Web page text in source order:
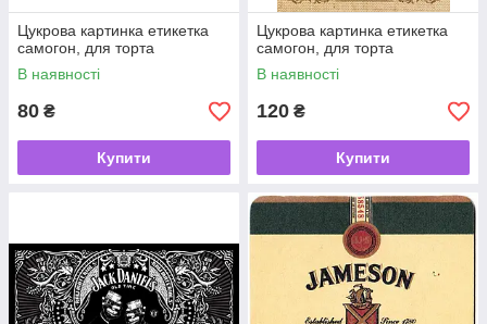
Цукрова картинка етикетка
самогон, для торта
В наявності
80 ₴
Купити
Цукрова картинка етикетка
самогон, для торта
В наявності
120 ₴
Купити